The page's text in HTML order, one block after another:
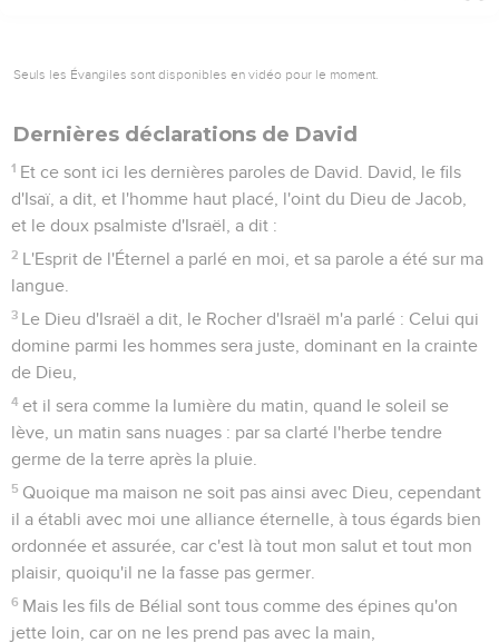
Seuls les Évangiles sont disponibles en vidéo pour le moment.
Dernières déclarations de David
1 Et ce sont ici les dernières paroles de David. David, le fils
d'Isaï, a dit, et l'homme haut placé, l'oint du Dieu de Jacob,
et le doux psalmiste d'Israël, a dit :
2 L'Esprit de l'Éternel a parlé en moi, et sa parole a été sur ma
langue.
3 Le Dieu d'Israël a dit, le Rocher d'Israël m'a parlé : Celui qui
domine parmi les hommes sera juste, dominant en la crainte
de Dieu,
4 et il sera comme la lumière du matin, quand le soleil se
lève, un matin sans nuages : par sa clarté l'herbe tendre
germe de la terre après la pluie.
5 Quoique ma maison ne soit pas ainsi avec Dieu, cependant
il a établi avec moi une alliance éternelle, à tous égards bien
ordonnée et assurée, car c'est là tout mon salut et tout mon
plaisir, quoiqu'il ne la fasse pas germer.
6 Mais les fils de Bélial sont tous comme des épines qu'on
jette loin, car on ne les prend pas avec la main,